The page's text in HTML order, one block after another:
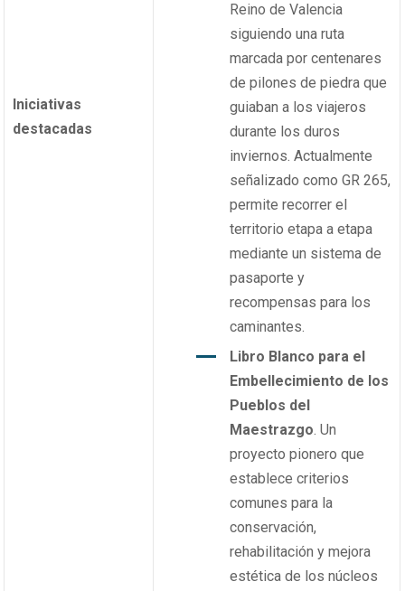
Iniciativas
destacadas
Reino de Valencia
siguiendo una ruta
marcada por centenares
de pilones de piedra que
guiaban a los viajeros
durante los duros
inviernos. Actualmente
señalizado como GR 265,
permite recorrer el
territorio etapa a etapa
mediante un sistema de
pasaporte y
recompensas para los
caminantes.
Libro Blanco para el
Embellecimiento de los
Pueblos del
Maestrazgo. Un
proyecto pionero que
establece criterios
comunes para la
conservación,
rehabilitación y mejora
estética de los núcleos